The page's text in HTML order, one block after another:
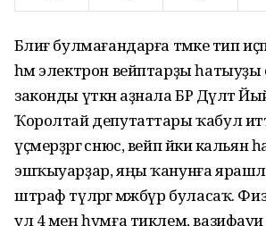
Бәлиғ булмағандарға тәмәке тип
һәм электрон вейптарҙы һатыуҙы
законды үткән аҙнала БР
Ҡоролтай депутаттары ҡабул
үҫмерҙәргә снюс, вейп йәки кальян
эшҡыуарҙар, яңы ҡанунға
штраф түләргә мәжбүр буласаҡ.
ул 4 мең һумға тиклем, вазифауи